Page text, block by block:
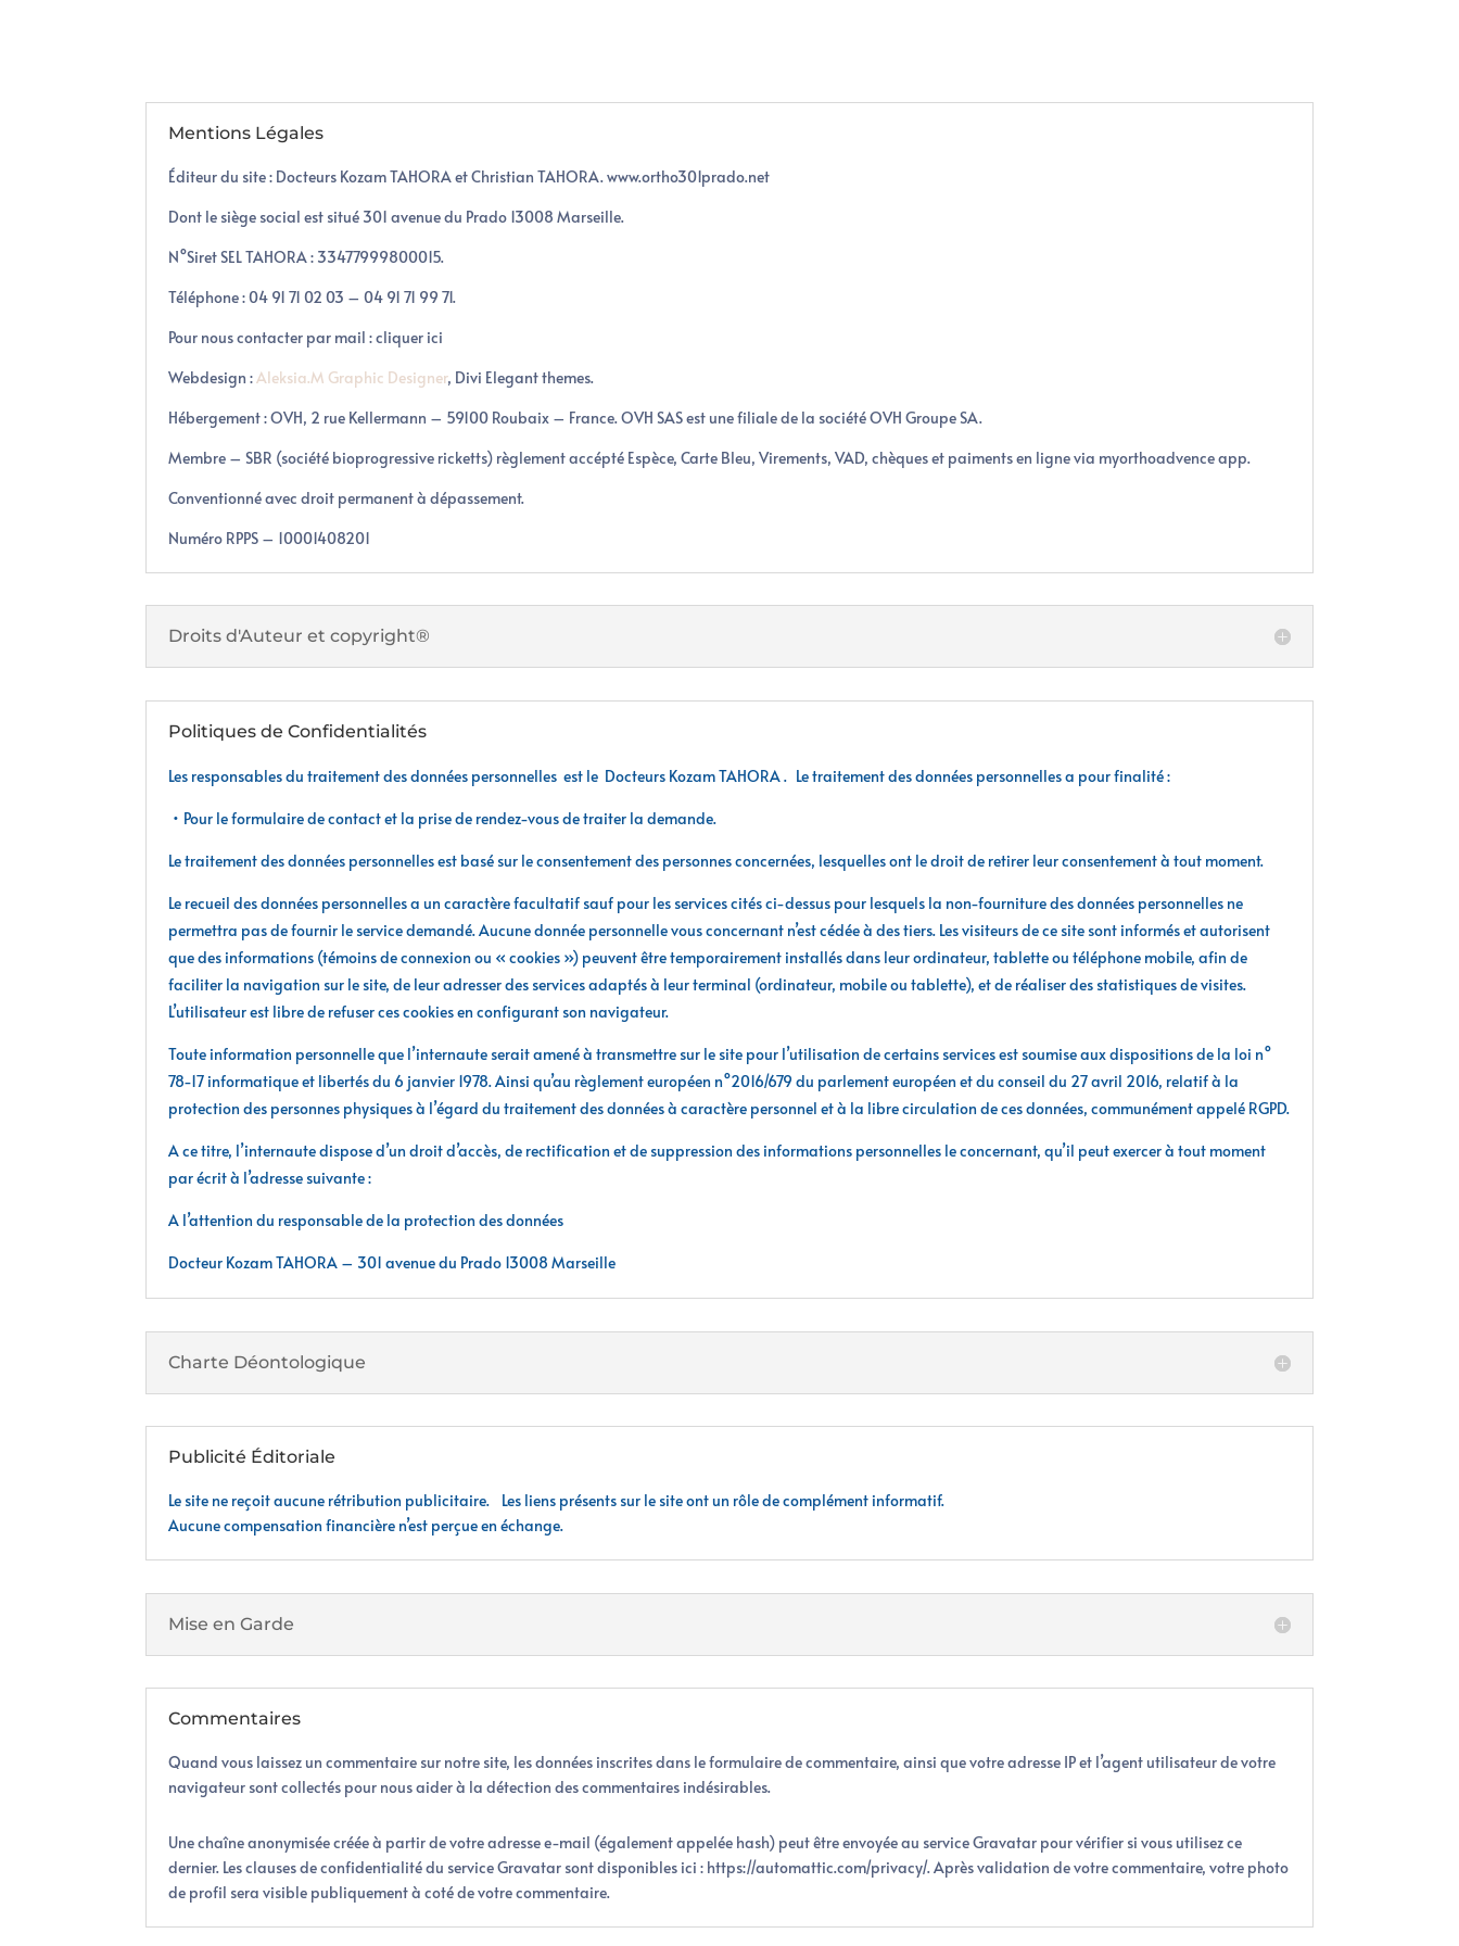
Mentions Légales
Éditeur du site : Docteurs Kozam TAHORA et Christian TAHORA. www.ortho301prado.net
Dont le siège social est situé 301 avenue du Prado 13008 Marseille.
N°Siret SEL TAHORA : 33477999800015.
Téléphone : 04 91 71 02 03 – 04 91 71 99 71.
Pour nous contacter par mail : cliquer ici
Webdesign :Aleksia.M Graphic Designer, Divi Elegant themes.
Hébergement : OVH, 2 rue Kellermann – 59100 Roubaix – France. OVH SAS est une filiale de la société OVH Groupe SA.
Membre – SBR (société bioprogressive ricketts) règlement accépté Espèce, Carte Bleu, Virements, VAD, chèques et paiments en ligne via myorthoadvence app.
Conventionné avec droit permanent à dépassement.
Numéro RPPS – 10001408201
Droits d'Auteur et copyright®
Politiques de Confidentialités
Les responsables du traitement des données personnelles est le Docteurs Kozam TAHORA . Le traitement des données personnelles a pour finalité :
• Pour le formulaire de contact et la prise de rendez-vous de traiter la demande.
Le traitement des données personnelles est basé sur le consentement des personnes concernées, lesquelles ont le droit de retirer leur consentement à tout moment.
Le recueil des données personnelles a un caractère facultatif sauf pour les services cités ci-dessus pour lesquels la non-fourniture des données personnelles ne
permettra pas de fournir le service demandé. Aucune donnée personnelle vous concernant n’est cédée à des tiers. Les visiteurs de ce site sont informés et autorisent
que des informations (témoins de connexion ou « cookies ») peuvent être temporairement installés dans leur ordinateur, tablette ou téléphone mobile, afin de
faciliter la navigation sur le site, de leur adresser des services adaptés à leur terminal (ordinateur, mobile ou tablette), et de réaliser des statistiques de visites.
L’utilisateur est libre de refuser ces cookies en configurant son navigateur.
Toute information personnelle que l’internaute serait amené à transmettre sur le site pour l’utilisation de certains services est soumise aux dispositions de la loi n°
78-17 informatique et libertés du 6 janvier 1978. Ainsi qu’au règlement européen n°2016/679 du parlement européen et du conseil du 27 avril 2016, relatif à la
protection des personnes physiques à l’égard du traitement des données à caractère personnel et à la libre circulation de ces données, communément appelé RGPD.
A ce titre, l’internaute dispose d’un droit d’accès, de rectification et de suppression des informations personnelles le concernant, qu’il peut exercer à tout moment
par écrit à l’adresse suivante :
A l’attention du responsable de la protection des données
Docteur Kozam TAHORA – 301 avenue du Prado 13008 Marseille
Charte Déontologique
Publicité Éditoriale
Le site ne reçoit aucune rétribution publicitaire. Les liens présents sur le site ont un rôle de complément informatif.
Aucune compensation financière n’est perçue en échange.
Mise en Garde
Commentaires
Quand vous laissez un commentaire sur notre site, les données inscrites dans le formulaire de commentaire, ainsi que votre adresse IP et l’agent utilisateur de votre
navigateur sont collectés pour nous aider à la détection des commentaires indésirables.
Une chaîne anonymisée créée à partir de votre adresse e-mail (également appelée hash) peut être envoyée au service Gravatar pour vérifier si vous utilisez ce
dernier. Les clauses de confidentialité du service Gravatar sont disponibles ici : https://automattic.com/privacy/. Après validation de votre commentaire, votre photo
de profil sera visible publiquement à coté de votre commentaire.